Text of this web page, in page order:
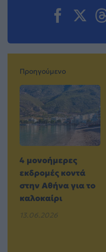
Προηγούμενο
4 μονοήμερες
εκδρομές κοντά
στην Αθήνα για το
καλοκαίρι
13.06.2026